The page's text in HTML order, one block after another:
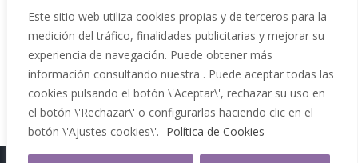
Este sitio web utiliza cookies propias y de terceros para la
medición del tráfico, finalidades publicitarias y mejorar su
experiencia de navegación. Puede obtener más
información consultando nuestra . Puede aceptar todas las
cookies pulsando el botón \'Aceptar\', rechazar su uso en
el botón \'Rechazar\' o configurarlas haciendo clic en el
botón \'Ajustes cookies\'. Política de Cookies
Servicios especiales